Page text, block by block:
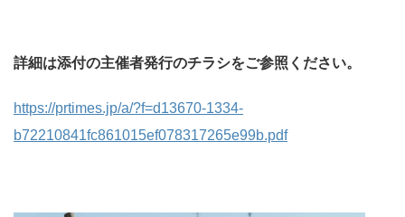
詳細は添付の主催者発行のチラシをご参照ください。
https://prtimes.jp/a/?f=d13670-1334-
b72210841fc861015ef078317265e99b.pdf